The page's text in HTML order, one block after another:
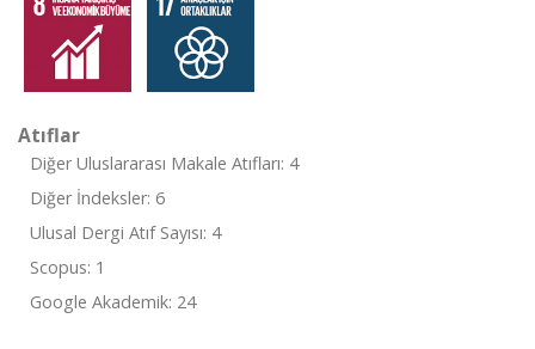
Atıflar
Diğer Uluslararası Makale Atıfları: 4
Diğer İndeksler: 6
Ulusal Dergi Atıf Sayısı: 4
Scopus: 1
Google Akademik: 24